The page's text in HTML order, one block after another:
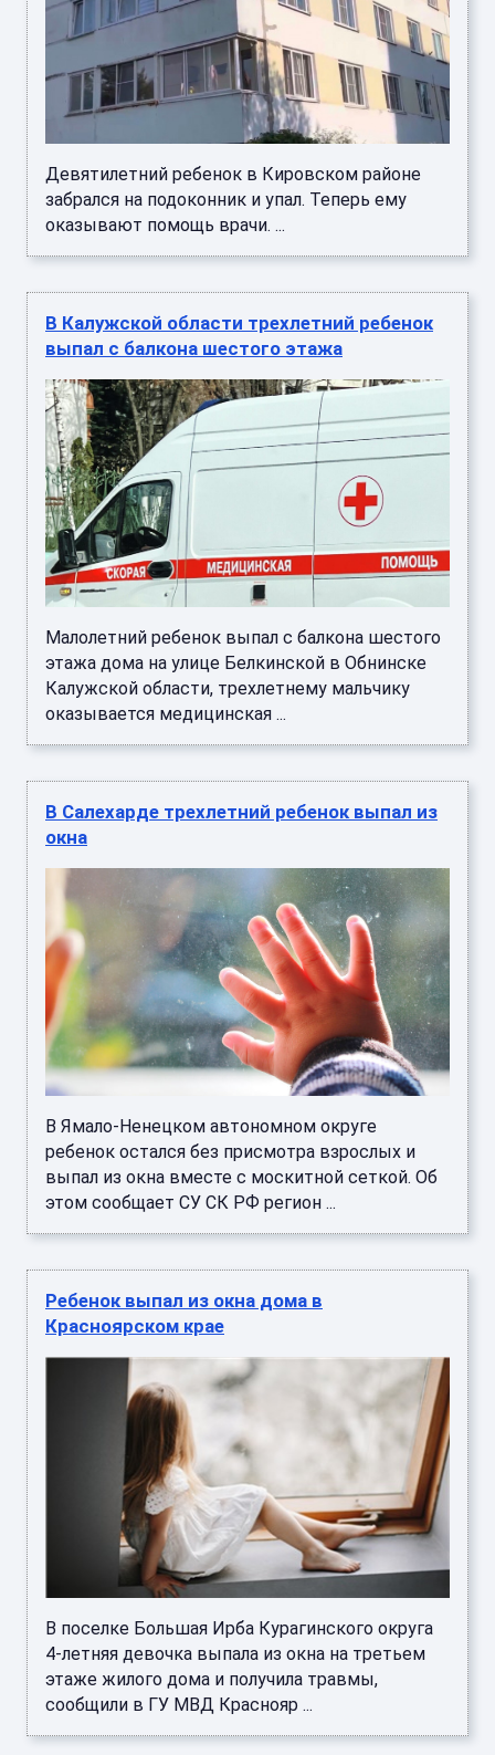
Девятилетний ребенок в Кировском районе
забрался на подоконник и упал. Теперь ему
оказывают помощь врачи. ...
В Калужской области трехлетний ребенок
выпал с балкона шестого этажа
Малолетний ребенок выпал с балкона шестого
этажа дома на улице Белкинской в Обнинске
Калужской области, трехлетнему мальчику
оказывается медицинская ...
В Салехарде трехлетний ребенок выпал из
окна
В Ямало-Ненецком автономном округе
ребенок остался без присмотра взрослых и
выпал из окна вместе с москитной сеткой. Об
этом сообщает СУ СК РФ регион ...
Ребенок выпал из окна дома в
Красноярском крае
В поселке Большая Ирба Курагинского округа
4-летняя девочка выпала из окна на третьем
этаже жилого дома и получила травмы,
сообщили в ГУ МВД Краснояр ...